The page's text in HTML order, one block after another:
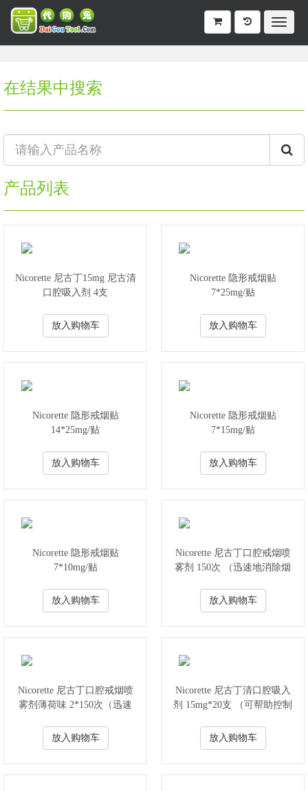
在结果中搜索
产品列表
Nicorette 尼古丁15mg 尼古清
口腔吸入剂 4支
放入购物车
Nicorette 隐形戒烟贴
7*25mg/贴
放入购物车
Nicorette 隐形戒烟贴
14*25mg/贴
放入购物车
Nicorette 隐形戒烟贴
7*15mg/贴
放入购物车
Nicorette 隐形戒烟贴
7*10mg/贴
放入购物车
Nicorette 尼古丁口腔戒烟喷
雾剂 150次 （迅速地消除烟
放入购物车
Nicorette 尼古丁口腔戒烟喷
雾剂薄荷味 2*150次（迅速
放入购物车
Nicorette 尼古丁清口腔吸入
剂 15mg*20支 （可帮助控制
放入购物车